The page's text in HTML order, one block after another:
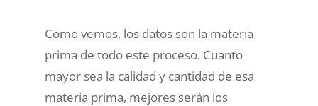
Como vemos, los datos son la materia
prima de todo este proceso. Cuanto
mayor sea la calidad y cantidad de esa
materia prima, mejores serán los